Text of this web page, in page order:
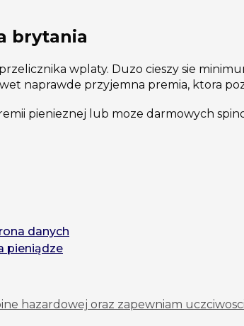
brytania
wplaty. Duzo cieszy sie
naprawde przyjemna premia, ktora
pienieznej lub moze darmowych
danych
pieniądze
hazardowej oraz zapewniam